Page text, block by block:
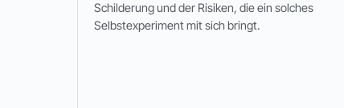
Schilderung und der Risiken, die ein solches
Selbstexperiment mit sich bringt.